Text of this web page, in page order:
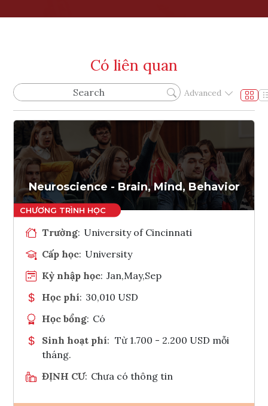
Có liên quan
Advanced
Neuroscience - Brain, Mind, Behavior
Trường: University of Cincinnati
Cấp học: University
Kỳ nhập học: Jan,May,Sep
Học phí: 30,010 USD
Học bổng: Có
Sinh hoạt phí: Từ 1.700 - 2.200 USD mỗi
tháng.
ĐỊNH CƯ: Chưa có thông tin